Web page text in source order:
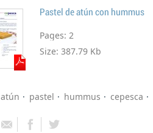
Pastel de atún con hummus
Pages: 2
Size: 387.79 Kb
atún pastel hummus cepesca